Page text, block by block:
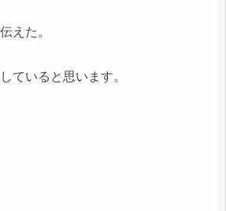
えた。
ていると思います。